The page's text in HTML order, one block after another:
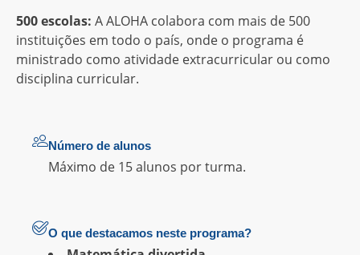
500 escolas: A ALOHA colabora com mais de 500
instituições em todo o país, onde o programa é
ministrado como atividade extracurricular ou como
disciplina curricular.
Número de alunos
Máximo de 15 alunos por turma.
O que destacamos neste programa?